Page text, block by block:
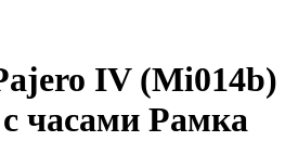
IV (Mi014b)
с часами Рамка